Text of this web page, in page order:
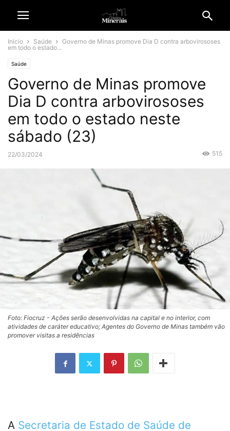
Início Saúde
Governo de Minas promove Dia D contra arbovirososes
em todo o estado...
Saúde
Governo de Minas promove
Dia D contra arbovirososes
em todo o estado neste
sábado (23)
22/03/2024 515
Foto: Fiocruz - Ações serão desenvolvidas na capital e no interior, com
atividades de caráter educativo; Agentes do Governo de Minas também vão
promover visitas a residências
A Secretaria de Estado de Saúde de